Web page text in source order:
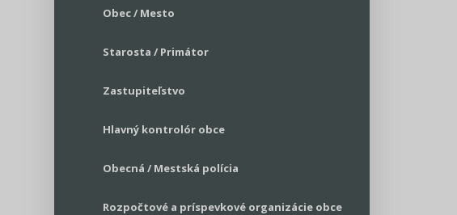
Obec / Mesto
Starosta / Primátor
Zastupiteľstvo
Hlavný kontrolór obce
Obecná / Mestská polícia
Rozpočtové a príspevkové organizácie obce